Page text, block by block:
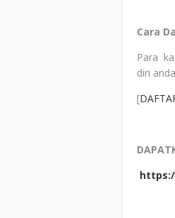
Cara
Para
diri
[